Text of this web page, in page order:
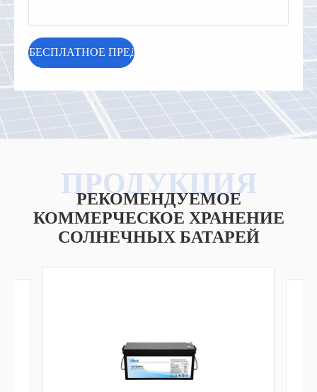
РЕКОМЕНДУЕМОЕ
КОММЕРЧЕСКОЕ ХРАНЕНИЕ
СОЛНЕЧНЫХ БАТАРЕЙ